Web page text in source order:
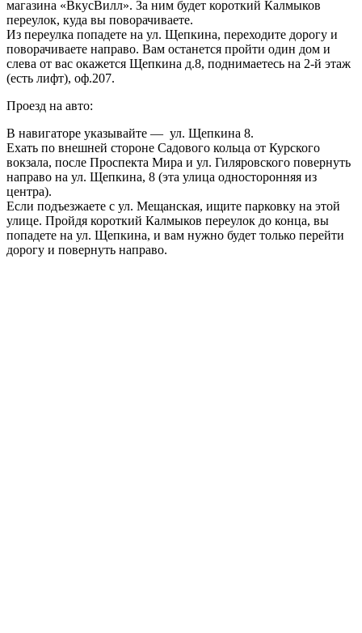
магазина «ВкусВилл». За ним будет короткий Калмыков
переулок, куда вы поворачиваете.
Из переулка попадете на ул. Щепкина, переходите дорогу и
поворачиваете направо. Вам останется пройти один дом и
слева от вас окажется Щепкина д.8, поднимаетесь на 2-й этаж
(есть лифт), оф.207.
Проезд на авто:
В навигаторе указывайте — ул. Щепкина 8.
Ехать по внешней стороне Садового кольца от Курского
вокзала, после Проспекта Мира и ул. Гиляровского повернуть
направо на ул. Щепкина, 8 (эта улица односторонняя из
центра).
Если подъезжаете с ул. Мещанская, ищите парковку на этой
улице. Пройдя короткий Калмыков переулок до конца, вы
попадете на ул. Щепкина, и вам нужно будет только перейти
дорогу и повернуть направо.